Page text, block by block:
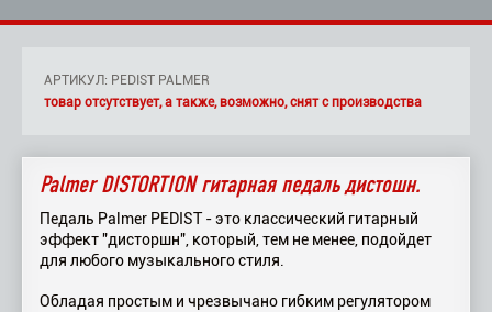
АРТИКУЛ: PEDIST PALMER
товар отсутствует, а также, возможно, снят с производства
Palmer DISTORTION гитарная педаль дистошн.
Педаль Palmer PEDIST - это классический гитарный
эффект "дисторшн", который, тем не менее, подойдет
для любого музыкального стиля.
Обладая простым и чрезвычано гибким регулятором